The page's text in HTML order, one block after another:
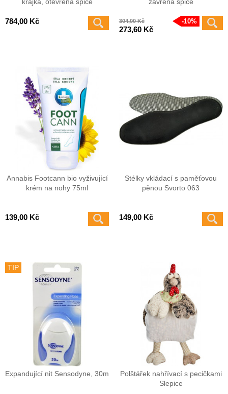
krajka, otevřená špice
784,00 Kč
zavřená špice
304,00 Kč 10%
273,60 Kč
Annabis Footcann bio vyživující
krém na nohy 75ml
139,00 Kč
Stélky vkládací s paměťovou
pěnou Svorto 063
149,00 Kč
TIP
Expandující nit Sensodyne, 30m
Polštářek nahřívací s pecičkami
Slepice